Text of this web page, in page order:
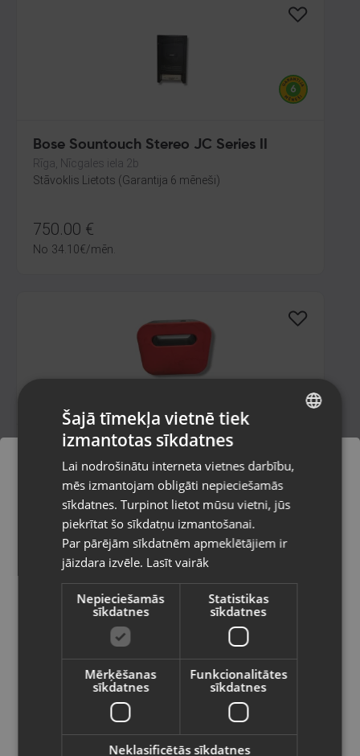
Bose Sountouch Stereo JC Series II
Rīga, Nīcgales iela 2b
Stāvoklis Lietots (Garantija 6 mēneši)
750.00 €
No 34.10€/mēn.
Exibel Wood BX 800
Rīga, Gobas iela 15a
Stāvoklis Lietots (Garantija 6 mēneši)
105.00€
/mēn.
Harman Kardon Onyx Studio 9
Pasūtījumi tiks piegādāti uz
izvēlēto valsti
Vietnes saturs būs attēlots izvēlētajā
valodā
Valsts
Latviešu / Latvian
RUSSIAN
Šajā tīmekļa vietnē tiek
izmantotas sīkdatnes
Lai nodrošinātu interneta vietnes darbību,
mēs izmantojam obligāti nepieciešamās
sīkdatnes. Turpinot lietot mūsu vietni, jūs
piekrītat šo sīkdatņu izmantošanai.
Par pārējām sīkdatnēm apmeklētājiem ir
jāizdara izvēle. Lasīt vairāk
Nepieciešamās
sīkdatnes
Statistikas
sīkdatnes
Mērķēšanas
sīkdatnes
Funkcionalitātes
sīkdatnes
Neklasificētās sīkdatnes